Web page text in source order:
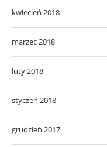
kwiecień 2018
marzec 2018
luty 2018
styczeń 2018
grudzień 2017